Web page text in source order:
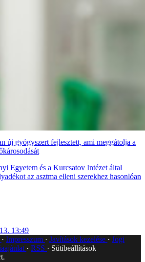
új gyógyszert fejlesztett, ami meggátolja a
Egyetem és a Kurcsatov Intézet által
az asztma elleni szerekhez hasonlóan
13:49
Impresszum Javítások kezelése
Jogi
RSS
Sütibeállítások